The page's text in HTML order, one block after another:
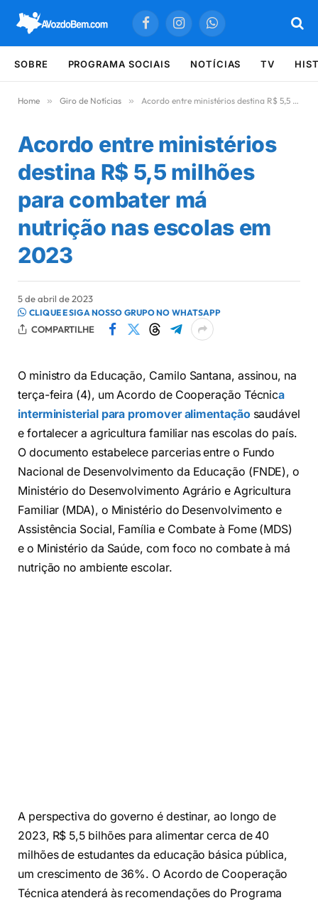
FacebookInstagramWhatsApp
SOBRE PROGRAMA SOCIAIS NOTÍCIAS TV
Home » Giro de Notícias » Acordo entre ministérios destina R$ 5,5 milhões para combater má nutrição nas escolas em 2023
Acordo entre ministérios
destina R$ 5,5 milhões
para combater má
nutrição nas escolas em
2023
5 de abril de 2023
CLIQUE E SIGA NOSSO GRUPO NO WHATSAPP
COMPARTILHE
O ministro da Educação, Camilo Santana, assinou, na
terça-feira (4), um Acordo de Cooperação Técnica
interministerial para promover alimentação saudável
e fortalecer a agricultura familiar nas escolas do país.
O documento estabelece parcerias entre o Fundo
Nacional de Desenvolvimento da Educação (FNDE), o
Ministério do Desenvolvimento Agrário e Agricultura
Familiar (MDA), o Ministério do Desenvolvimento e
Assistência Social, Família e Combate à Fome (MDS)
e o Ministério da Saúde, com foco no combate à má
nutrição no ambiente escolar.
A perspectiva do governo é destinar, ao longo de
2023, R$ 5,5 bilhões para alimentar cerca de 40
milhões de estudantes da educação básica pública,
um crescimento de 36%. O Acordo de Cooperação
Técnica atenderá às recomendações do Programa